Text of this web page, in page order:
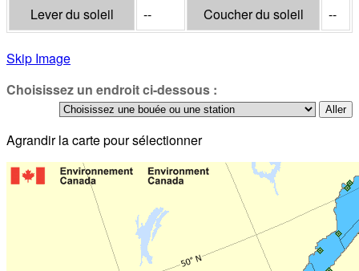
Lever du soleil -- Coucher du soleil --
Skip Image
Choisissez un endroit ci-dessous :
Agrandir la carte pour sélectionner